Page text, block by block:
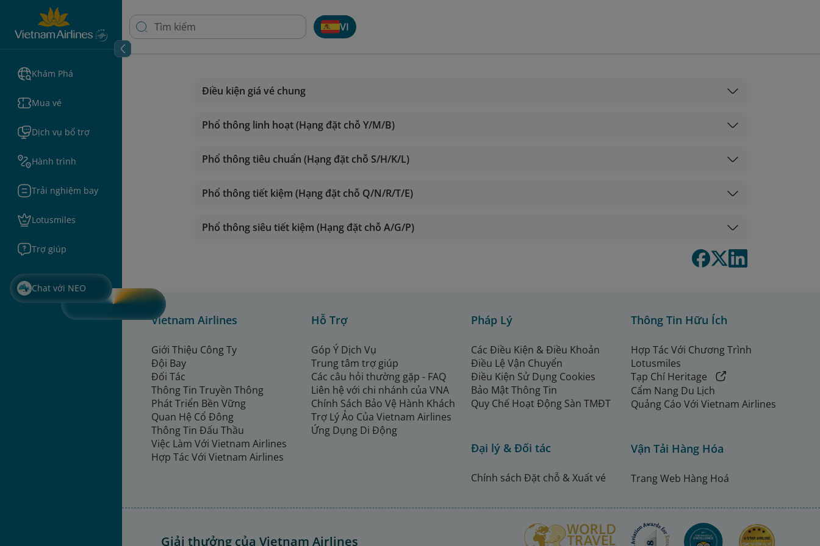
Khám Phá
Mua vé
Dịch vụ bổ trợ
Hành trình
Trải nghiệm bay
Lotusmiles
Trợ giúp
Chat với NEO
VI
Điều kiện giá vé chung
Phổ thông linh hoạt (Hạng đặt chỗ Y/M/B)
Phổ thông tiêu chuẩn (Hạng đặt chỗ S/H/K/L)
Phổ thông tiết kiệm (Hạng đặt chỗ Q/N/R/T/E)
Phổ thông siêu tiết kiệm (Hạng đặt chỗ A/G/P)
Vietnam Airlines
Giới Thiệu Công Ty
Đội Bay
Đối Tác
Thông Tin Truyền Thông
Phát Triển Bền Vững
Quan Hệ Cổ Đông
Thông Tin Đấu Thầu
Việc Làm Với Vietnam Airlines
Hợp Tác Với Vietnam Airlines
Hỗ Trợ
Góp Ý Dịch Vụ
Trung tâm trợ giúp
Các câu hỏi thường gặp - FAQ
Liên hệ với chi nhánh của VNA
Chính Sách Bảo Vệ Hành Khách
Trợ Lý Ảo Của Vietnam Airlines
Ứng Dụng Di Động
Pháp Lý
Các Điều Kiện & Điều Khoản
Điều Lệ Vận Chuyển
Điều Kiện Sử Dụng Cookies
Bảo Mật Thông Tin
Quy Chế Hoạt Động Sàn TMĐT
Đại lý & Đối tác
Chính sách Đặt chỗ & Xuất vé
Thông Tin Hữu Ích
Hợp Tác Với Chương Trình
Lotusmiles
Tạp Chí Heritage
Cẩm Nang Du Lịch
Quảng Cáo Với Vietnam Airlines
Vận Tải Hàng Hóa
Trang Web Hàng Hoá
Giải thưởng của Vietnam Airlines